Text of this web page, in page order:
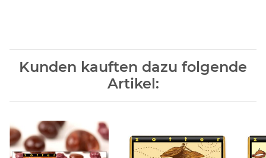
Kunden kauften dazu folgende
Artikel: